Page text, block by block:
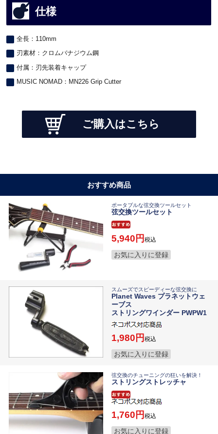
仕様
全長：110mm
刃素材：クロムバナジウム鋼
付属：刃先装着キャップ
MUSIC NOMAD：MN226 Grip Cutter
ご購入はこちら
おすすめ商品
ポータブルな弦交換ツールセット
弦交換ツールセット
5,940 税込
お気に入りに登録
スムーズでスピーディーな弦交換に
Planet Waves プラネットウェ
ーブス
ストリングワインダー PWPW1
1,980 税込
お気に入りに登録
弦交換のチューニングの狂いを解決！
ストリングストレッチャ
1,760 税込
お気に入りに登録